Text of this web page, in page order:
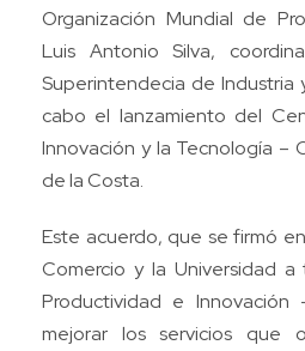
Organización Mundial de
Luis Antonio Silva,
Superintendecia de Industria
cabo el lanzamiento del
Innovación y la Tecnología –
de la Costa.
Este acuerdo, que se firmó
Comercio y la Universidad
Productividad e Innovación
mejorar los servicios que